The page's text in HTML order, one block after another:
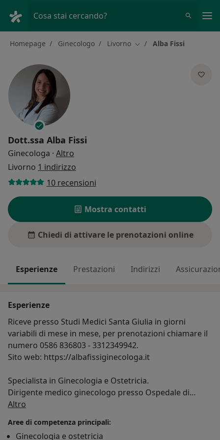
Cosa stai cercando?
Homepage Ginecologo Livorno Cambia città
Alba Fissi
Dott.ssa Alba Fissi
Ginecologa · Altro
Livorno 1 indirizzo
10 recensioni
Mostra contatti
Chiedi di attivare le prenotazioni online
Esperienze Prestazioni Indirizzi
Esperienze
Riceve presso Studi Medici Santa Giulia in giorni
variabili di mese in mese, per prenotazioni chiamare il
numero 0586 836803 - 3312349942.
Sito web: https://albafissiginecologa.it
Specialista in Ginecologia e Ostetricia.
Dirigente medico ginecologo presso Ospedale di
Livorno.
ecografie di screening ostetrico (bitest, ecografia
Altro
Aree di competenza principali:
Ginecologia e ostetricia